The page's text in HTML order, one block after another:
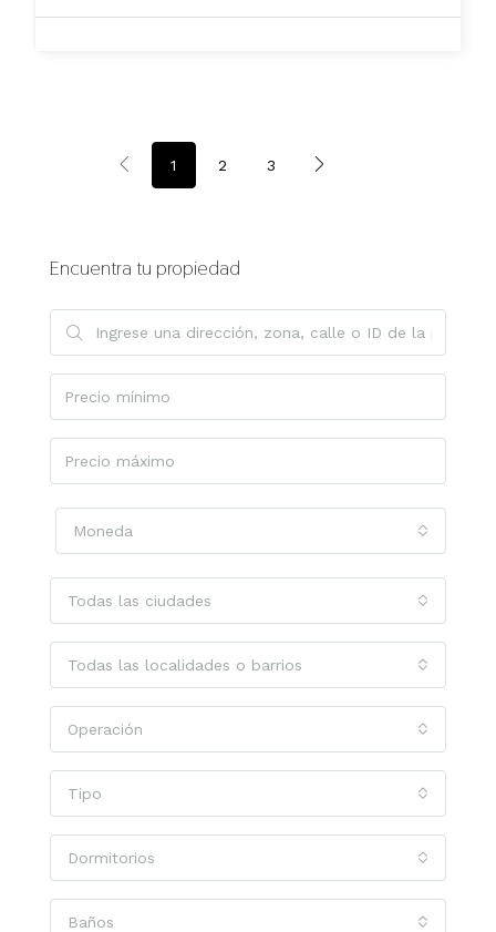
1 2 3
Encuentra tu propiedad
Moneda
Todas las ciudades
Todas las localidades o barrios
Operación
Tipo
Dormitorios
Baños